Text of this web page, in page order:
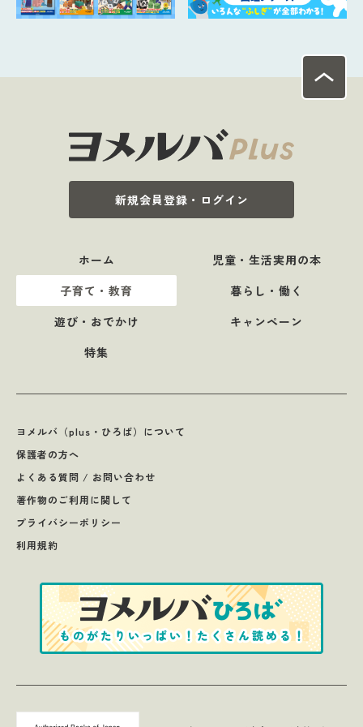
新規会員登録・ログイン
ホーム
児童・生活実用の本
子育て・教育
暮らし・働く
遊び・おでかけ
キャンペーン
特集
ヨメルバ（plus・ひろば）について
保護者の方へ
よくある質問 / お問い合わせ
著作物のご利用に関して
プライバシーポリシー
利用規約